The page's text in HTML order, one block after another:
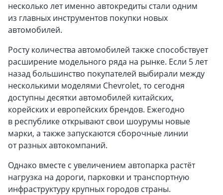
несколько лет именно автокредиты стали одним
из главных инструментов покупки новых
автомобилей.
Росту количества автомобилей также способствует
расширение модельного ряда на рынке. Если 5 лет
назад большинство покупателей выбирали между
несколькими моделями Chevrolet, то сегодня
доступны десятки автомобилей китайских,
корейских и европейских брендов. Ежегодно
в республике открывают свои шоурумы новые
марки, а также запускаются сборочные линии
от разных автокомпаний.
Однако вместе с увеличением автопарка растёт
нагрузка на дороги, парковки и транспортную
инфраструктуру крупных городов страны.